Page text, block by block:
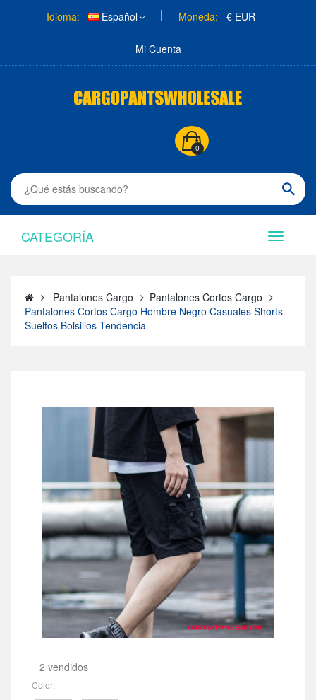
Idioma: Español Moneda: € EUR
Mi Cuenta
0
CATEGORÍA
Pantalones Cargo
Pantalones Cortos Cargo
Pantalones Cortos Cargo Hombre Negro Casuales Shorts
Sueltos Bolsillos Tendencia
2 vendidos
Color: